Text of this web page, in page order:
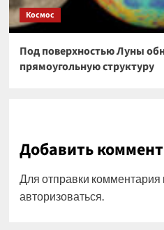
Космос
Под поверхностью Луны
прямоугольную структуру
Добавить
Для отправки
авторизоваться.